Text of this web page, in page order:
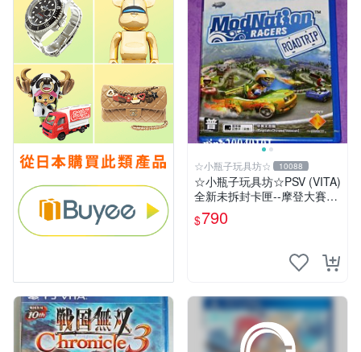
☆小瓶子玩具坊☆ 10088
☆小瓶子玩具坊☆PSV (VITA)
全新未拆封卡匣--摩登大賽車
公路之旅 中英文合版
$790